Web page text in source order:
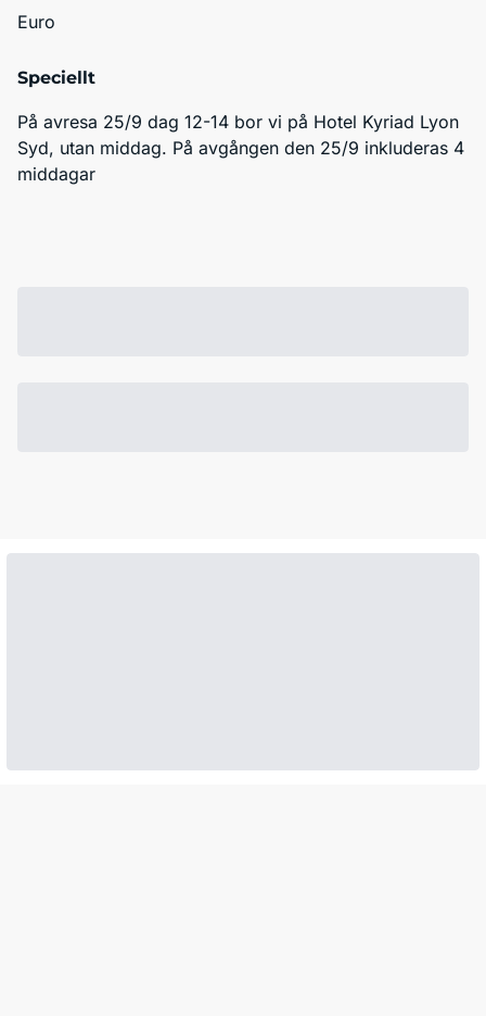
Euro
Speciellt
På avresa 25/9 dag 12-14 bor vi på Hotel Kyriad Lyon
Syd, utan middag. På avgången den 25/9 inkluderas 4
middagar